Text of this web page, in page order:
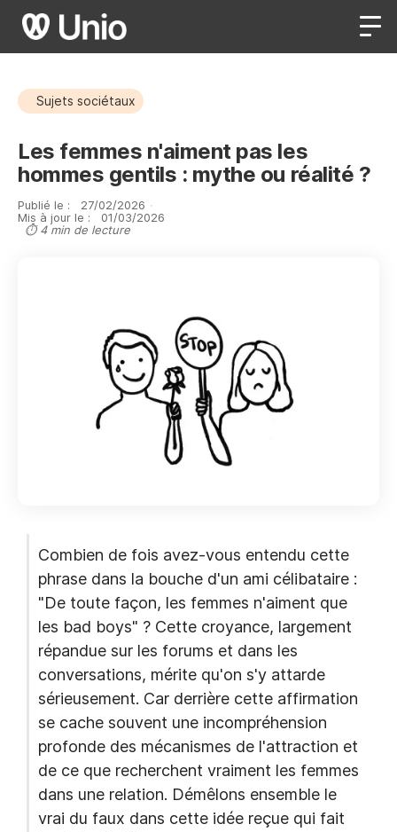
Sujets sociétaux
Les femmes n'aiment pas les
hommes gentils : mythe ou réalité ?
Publié le : 27/02/2026 ·
Mis à jour le :
01/03/2026
⏱ 4 min de lecture
Combien de fois avez-vous entendu cette
phrase dans la bouche d'un ami célibataire :
"De toute façon, les femmes n'aiment que
les bad boys" ? Cette croyance, largement
répandue sur les forums et dans les
conversations, mérite qu'on s'y attarde
sérieusement. Car derrière cette affirmation
se cache souvent une incompréhension
profonde des mécanismes de l'attraction et
de ce que recherchent vraiment les femmes
dans une relation. Démêlons ensemble le
vrai du faux dans cette idée reçue qui fait